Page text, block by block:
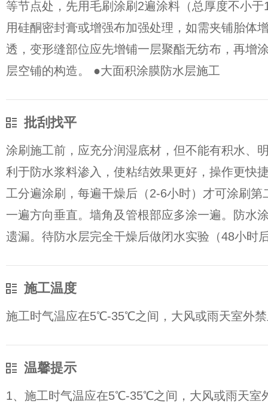
等节点处，先用毛刷涂刷2遍涂料（总厚度不小
用硅酮密封膏或增强布加强处理，如需夹铺胎体
透，变形缝部位应先增铺一层聚酯无纺布，再增
层空铺的构造。 ●大面积涂膜防水层施工
批刮找平
涂刷施工前，应充分润湿底材，但不能有积水、
利于防水浆料渗入，使粘结效果更好，操作更快
工分遍涂刷，每遍干燥后（2-6小时）才可涂刷第
一遍方向垂直。墙角及管根部应多涂一遍。防水
遗漏。待防水层完全干燥后做闭水实验（48小时
施工温度
施工时气温应在5℃-35℃之间，大风或雨天室外
温馨提示
1、施工时气温应在5℃-35℃之间，大风或雨天室